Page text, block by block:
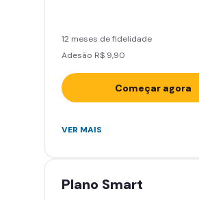
12 meses de fidelidade
Adesão R$ 9,90
Começar agora
Acesso ilimitado a +2.000
Cadeira de massagem
VER MAIS
Plano Smart